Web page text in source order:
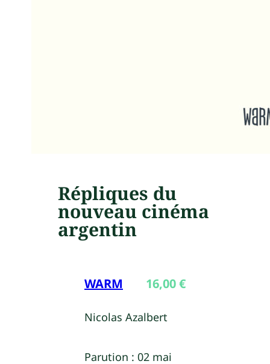
Répliques du
nouveau cinéma
argentin
WARM 16,00€
Nicolas Azalbert
Parution : 02 mai